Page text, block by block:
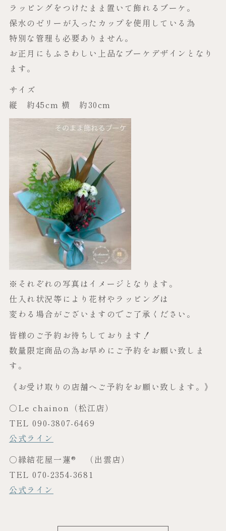
ラッピングをつけたまま置いて飾れるブーケ。
保水のゼリーが入ったカップを使用している為
特別な管理も必要ありません。
お正月にもふさわしい上品なブーケデザインとなり
ます。
サイズ
縦 約45cm 横 約30cm
※それぞれの写真はイメージとなります。
仕入れ状況等により花材やラッピングは
変わる場合がございますのでご了承ください。
皆様のご予約お待ちしております！
数量限定商品の為お早めにご予約をお願い致しま
す。
《お受け取りの店舗へご予約をお願い致します。》
○Le chainon（松江店）
TEL 090-3807-6469
公式ライン
○縁結花屋一蓮®︎ （出雲店）
TEL 070-2354-3681
公式ライン